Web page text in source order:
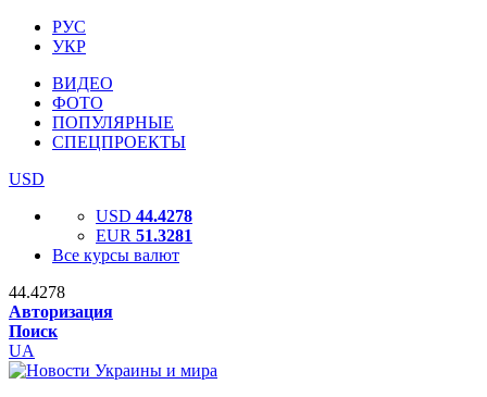
РУС
УКР
ВИДЕО
ФОТО
ПОПУЛЯРНЫЕ
СПЕЦПРОЕКТЫ
USD
USD 44.4278
EUR 51.3281
Все курсы валют
44.4278
Авторизация
Поиск
UA